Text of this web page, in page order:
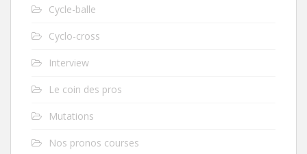
Cycle-balle
Cyclo-cross
Interview
Le coin des pros
Mutations
Nos pronos courses